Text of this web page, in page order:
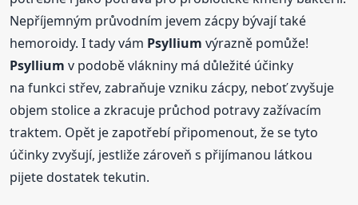
Nepříjemným průvodním jevem zácpy bývají také
hemoroidy. I tady vám Psyllium výrazně pomůže!
Psyllium v podobě vlákniny má důležité účinky
na funkci střev, zabraňuje vzniku zácpy, neboť zvyšuje
objem stolice a zkracuje průchod potravy zažívacím
traktem. Opět je zapotřebí připomenout, že se tyto
účinky zvyšují, jestliže zároveň s přijímanou látkou
pijete dostatek tekutin.